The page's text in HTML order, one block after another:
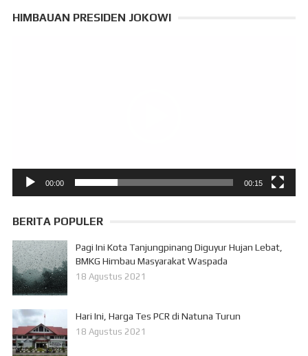
HIMBAUAN PRESIDEN JOKOWI
00:00 00:15
BERITA POPULER
Pagi Ini Kota Tanjungpinang Diguyur Hujan Lebat,
BMKG Himbau Masyarakat Waspada
18 Agustus 2021
Hari Ini, Harga Tes PCR di Natuna Turun
18 Agustus 2021